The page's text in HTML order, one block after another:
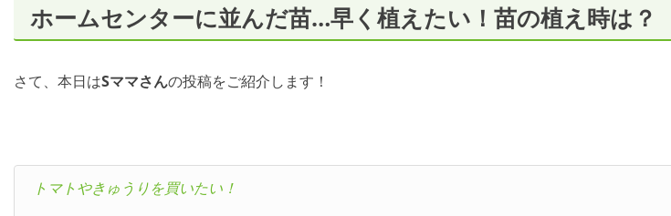
ホームセンターに並んだ苗…早く植えたい！苗の植え時は？
さて、本日はSママさんの投稿をご紹介します！
トマトやきゅうりを買いたい！